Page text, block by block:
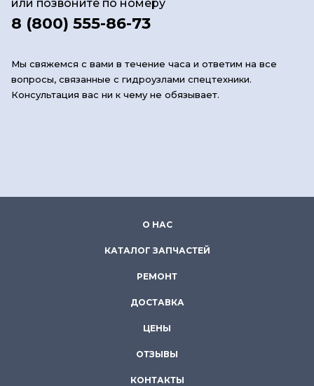
или позвоните по номеру
8 (800) 555-86-73
Мы свяжемся с вами в течение часа и ответим на все
вопросы, связанные с гидроузлами спецтехники.
Консультация вас ни к чему не обязывает.
О НАС
КАТАЛОГ ЗАПЧАСТЕЙ
РЕМОНТ
ДОСТАВКА
ЦЕНЫ
ОТЗЫВЫ
КОНТАКТЫ